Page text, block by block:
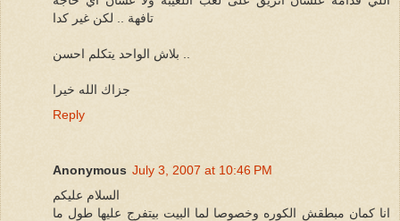
تافهة .. لكن غير كدا
جزاك الله خيرا
Reply
Anonymous July 3, 2007 at 10:46 PM
السلام عليكم
انا كمان مبطقش الكوره وخصوصا لما البيت بيتفرج عليها طول ما